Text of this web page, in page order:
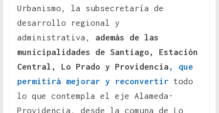
Urbanismo, la subsecretaría de
desarrollo regional y
administrativa, además de las
municipalidades de Santiago, Estación
Central, Lo Prado y Providencia , que
permitirá mejorar y reconvertir todo
lo que contempla el eje Alameda-
Providencia, desde la comuna de Lo